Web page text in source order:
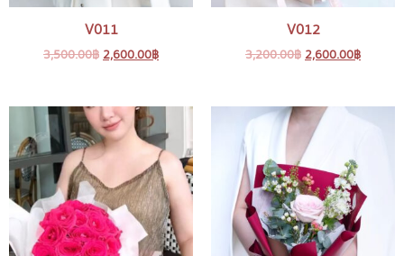
V011
3,500.00฿ 2,600.00฿
V012
3,200.00฿ 2,600.00฿